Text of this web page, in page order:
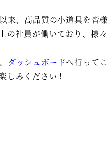
、高品質の小道具を皆
社員が働いており、様
ダッシュボードへ行って
しみください !